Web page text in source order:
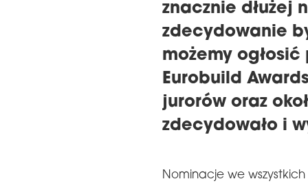
znacznie dłużej
zdecydowanie
możemy
Eurobuild
jurorów oraz
zdecydowało i
Nominacje we